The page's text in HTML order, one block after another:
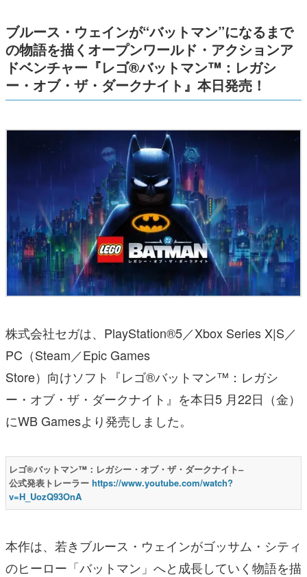
ブルース・ウェインが“バットマン”になるまで
の物語を描くオープンワールド・アクションア
ドベンチャー『レゴ®バットマン™：レガシ
ー・オブ・ザ・ダークナイト』本日発売！
株式会社セガは、PlayStation®5／Xbox Series X|S／
PC（Steam／Epic Games
Store）向けソフト『レゴ®バットマン™：レガシ
ー・オブ・ザ・ダークナイト』を本日5 月22日（金）
にWB Gamesより発売しました。
レゴ®バットマン™：レガシー・オブ・ザ・ダークナイト–
公式発表トレーラー https://www.youtube.com/watch?
v=H_UozQ93OnA
本作は、若きブルース・ウェインがゴッサム・シティ
のヒーロー「バットマン」へと成長していく物語を描